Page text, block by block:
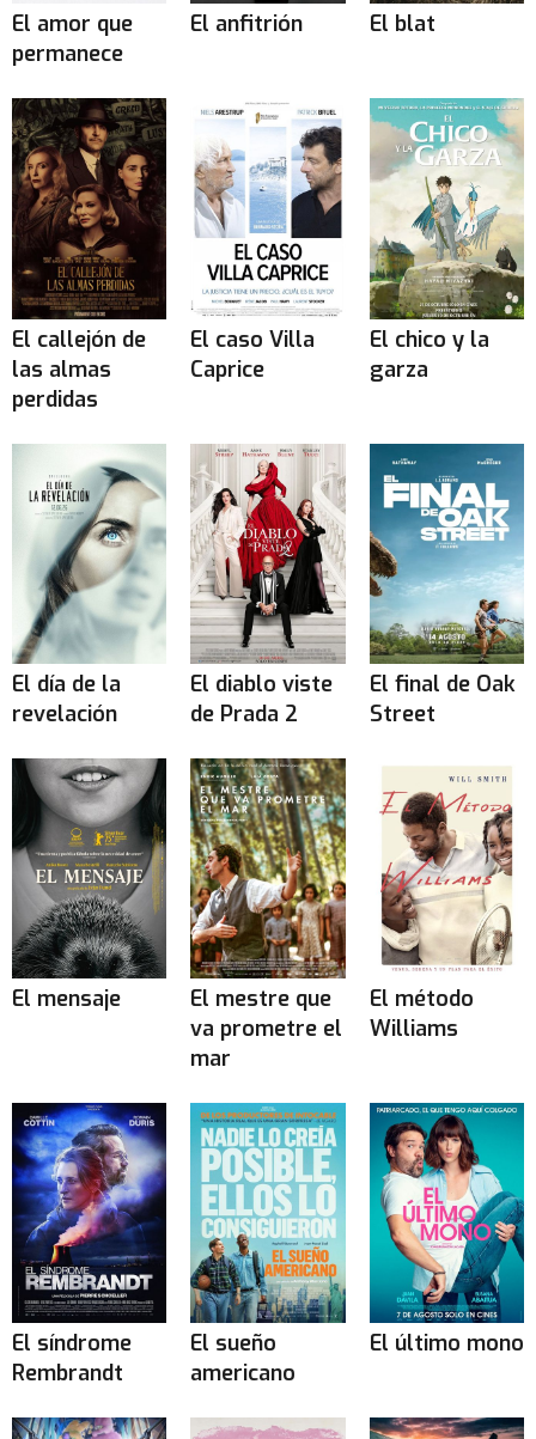
El amor que
permanece
El anfitrión El blat
El callejón de
las almas
perdidas
El caso Villa
Caprice
El chico y la
garza
El día de la
revelación
El diablo viste
de Prada 2
El final de Oak
Street
El mensaje
El mestre que
va prometre el
mar
El método
Williams
El síndrome
Rembrandt
El sueño
americano
El último mono